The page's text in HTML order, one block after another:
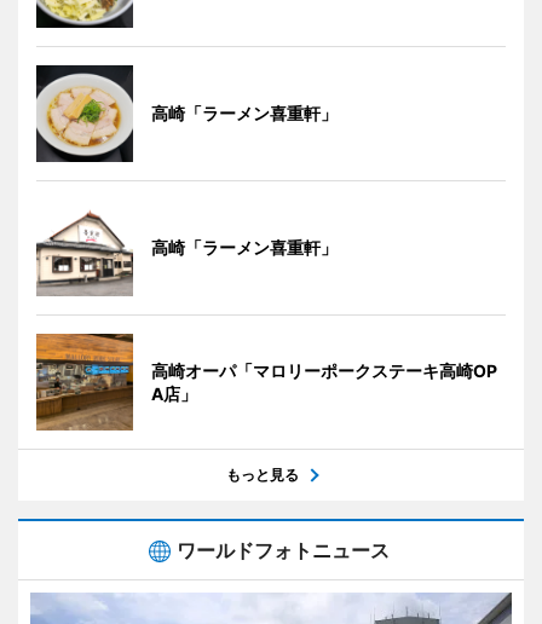
高崎「ラーメン喜重軒」
高崎「ラーメン喜重軒」
高崎オーパ「マロリーポークステーキ高崎OP
A店」
もっと見る
ワールドフォトニュース